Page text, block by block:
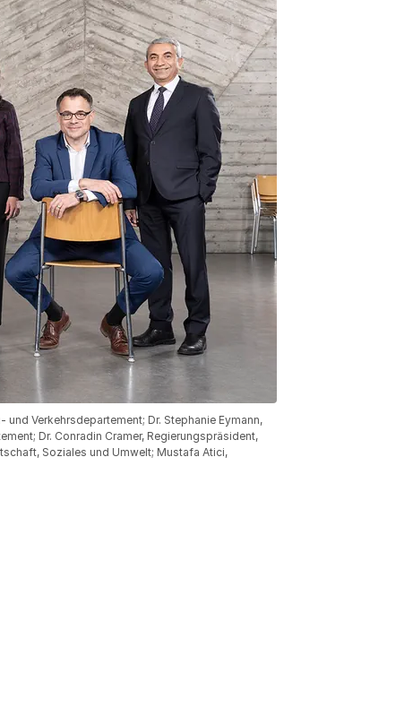
Verkehrsdepartement; Dr. Stephanie Eymann,
Dr. Conradin Cramer, Regierungspräsident,
Soziales und Umwelt; Mustafa Atici,